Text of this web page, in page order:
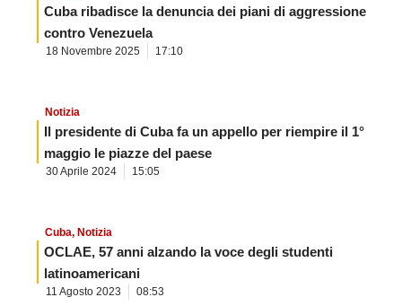
Cuba ribadisce la denuncia dei piani di aggressione
contro Venezuela
18 Novembre 2025 17:10
Notizia
Il presidente di Cuba fa un appello per riempire il 1°
maggio le piazze del paese
30 Aprile 2024 15:05
Cuba, Notizia
OCLAE, 57 anni alzando la voce degli studenti
latinoamericani
11 Agosto 2023 08:53